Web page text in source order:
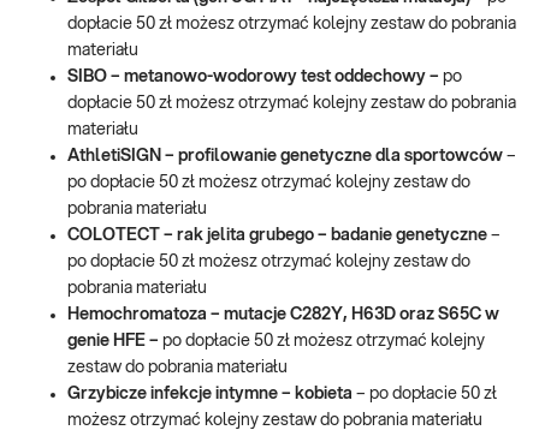
dopłacie 50 zł możesz otrzymać kolejny zestaw do pobrania
materiału
SIBO – metanowo-wodorowy test oddechowy – po
dopłacie 50 zł możesz otrzymać kolejny zestaw do pobrania
materiału
AthletiSIGN – profilowanie genetyczne dla sportowców –
po dopłacie 50 zł możesz otrzymać kolejny zestaw do
pobrania materiału
COLOTECT – rak jelita grubego – badanie genetyczne –
po dopłacie 50 zł możesz otrzymać kolejny zestaw do
pobrania materiału
Hemochromatoza – mutacje C282Y, H63D oraz S65C w
genie HFE – po dopłacie 50 zł możesz otrzymać kolejny
zestaw do pobrania materiału
Grzybicze infekcje intymne – kobieta – po dopłacie 50 zł
możesz otrzymać kolejny zestaw do pobrania materiału